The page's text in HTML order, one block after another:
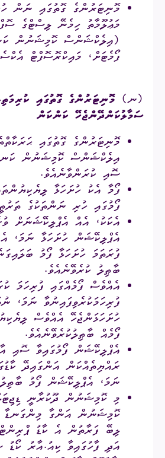
މޮނިޓަރުންގެ ގޮތުގައި ނަން
މަޢުލޫމާތު ހިމެނޭ ލިސްޓްގެ
(އިލެކްޝަންސް ކޮމިޝަނުން
ފޯމެޓަށް، މައިކްރޮސޮފްޓް
(ނ) މޮނިޓަރުންގެ ގޮތުގައި
ސަމާލުކަންދޭންޖެހޭ ކަންކަން
މޮނިޓަރުންގެ ގޮތުގައި
އިލެކްޝަންސް ކޮމިޝަނުން
ސޮއި ކުރަންވާނެއެވެ.
ފޯމާ އެކު ހުށަހަޅާ
ފޯމުގައި ހުރި ނަންތަކުގެ
އެކަކު، އެއް އެޕްލިކޭޝަނަށް
އެޕްލިކޭޝަން ހުށަހަޅާ ނަމަ،
ފުރަތަމަ ހުށަހަޅާ ފޯމު
ބާޠިލު ކުރެވޭނެއެވެ.
އެއްވެސް ފޯމެއްގައި ފުރިހަމަ
ފުރިހަމަކުރެވިފައިނުވާ ނަމަ،
ހުށަހަޅަންޖެހޭ އެއްވެސް
ފޯމެއް ބާޠިލުކުރެވޭނެއެވެ.
އެޕްލިކޭޝަން ފޯމުގައިވާ ސޮއި
ރައްޔިތެއްކަން އަންގައިދޭ
ނަމަ، އެޕްލިކޭޝަން ފޯމު
މި ކޮމިޝަނުން ދޫކުރާނީ
ކޮމިޝަނުން އަންގާ މިންގަނޑާ
ލިބޭ ފަރާތުން އެ ކާޑު
އަދި ފާހުގައިވާ ކިއު.އާރު ކޯޑު